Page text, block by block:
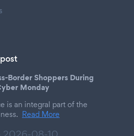
Border Shoppers During
Monday
is an integral part of the
Read More